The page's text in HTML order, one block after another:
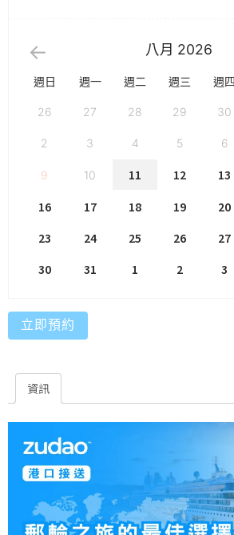
八月 2026
週日 週一 週二 週三 週四
26 27 28 29 30
2 3 4 5 6
9 10 11 12 13
16
17 18 19 20
23
24 25 26 27
30
31 1 2 3
立即預約
資訊